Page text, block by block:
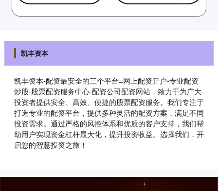
凯丰资本
凯丰资本-配资最安全的三个平台=网上配资开户-专业配资
炒股-股票配资服务中心-配资公司配资网站，致力于为广大
投资者提供安全、高效、便捷的股票配资服务。我们专注于
打造专业的配资平台，提供多种灵活的配资方案，满足不同
投资需求。通过严格的风控体系和优质的客户支持，我们帮
助用户实现资金杠杆最大化，提升投资收益。选择我们，开
启您的智慧投资之旅！